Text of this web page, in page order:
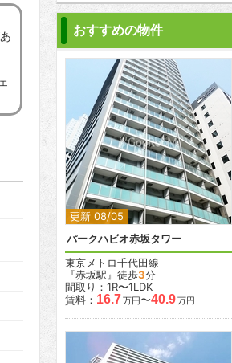
おすすめの物件
更新 08/05
2 2
パークハビオ赤坂タワー
東京メトロ千代田線
『赤坂駅』徒歩3分
間取り：1R〜1LDK
賃料： 16.7万円〜40.9万円